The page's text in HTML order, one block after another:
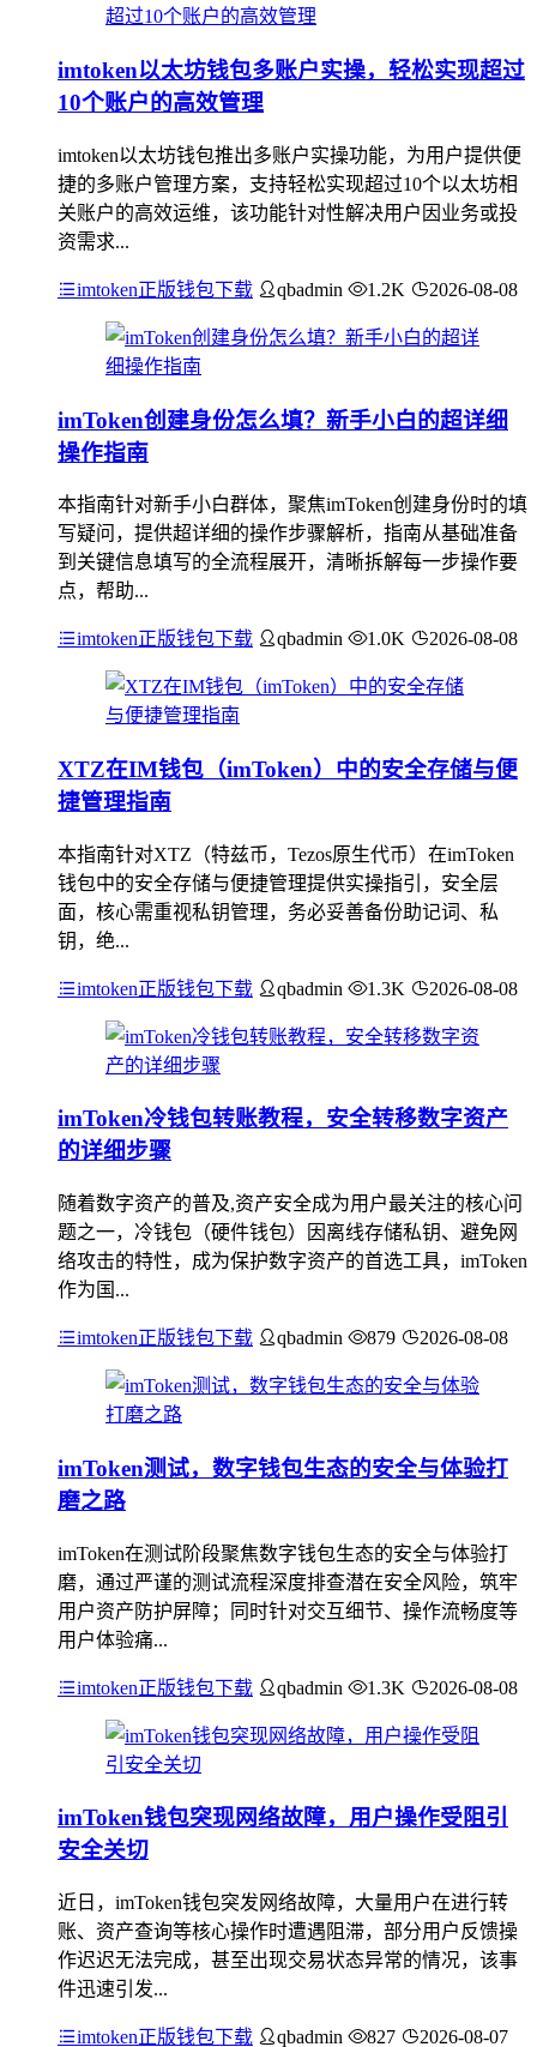
imtoken以太坊钱包多账户实操，轻松实现超过
10个账户的高效管理
imtoken以太坊钱包推出多账户实操功能，为用户提供便
捷的多账户管理方案，支持轻松实现超过10个以太坊相
关账户的高效运维，该功能针对性解决用户因业务或投
资需求...
imtoken正版钱包下载 qbadmin 1.2K 2026-08-08
imToken创建身份怎么填？新手小白的超详细
操作指南
本指南针对新手小白群体，聚焦imToken创建身份时的填
写疑问，提供超详细的操作步骤解析，指南从基础准备
到关键信息填写的全流程展开，清晰拆解每一步操作要
点，帮助...
imtoken正版钱包下载 qbadmin 1.0K 2026-08-08
XTZ在IM钱包（imToken）中的安全存储与便
捷管理指南
本指南针对XTZ（特兹币，Tezos原生代币）在imToken
钱包中的安全存储与便捷管理提供实操指引，安全层
面，核心需重视私钥管理，务必妥善备份助记词、私
钥，绝...
imtoken正版钱包下载 qbadmin 1.3K 2026-08-08
imToken冷钱包转账教程，安全转移数字资产
的详细步骤
随着数字资产的普及,资产安全成为用户最关注的核心问
题之一，冷钱包（硬件钱包）因离线存储私钥、避免网
络攻击的特性，成为保护数字资产的首选工具，imToken
作为国...
imtoken正版钱包下载 qbadmin 879 2026-08-08
imToken测试，数字钱包生态的安全与体验打
磨之路
imToken在测试阶段聚焦数字钱包生态的安全与体验打
磨，通过严谨的测试流程深度排查潜在安全风险，筑牢
用户资产防护屏障；同时针对交互细节、操作流畅度等
用户体验痛...
imtoken正版钱包下载 qbadmin 1.3K 2026-08-08
imToken钱包突现网络故障，用户操作受阻引
安全关切
近日，imToken钱包突发网络故障，大量用户在进行转
账、资产查询等核心操作时遭遇阻滞，部分用户反馈操
作迟迟无法完成，甚至出现交易状态异常的情况，该事
件迅速引发...
imtoken正版钱包下载 qbadmin 827 2026-08-07